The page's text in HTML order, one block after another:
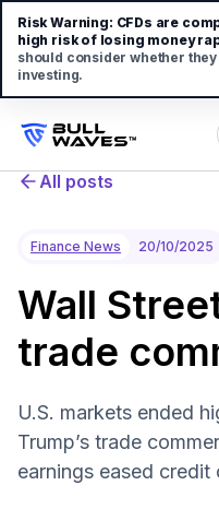
All posts
Finance News 20/10/2025
Wall
trade
U.S. markets ended
Trump’s trade
earnings eased credit
Risk Warning: CFDs are
high risk of losing money
should consider whether
investing.